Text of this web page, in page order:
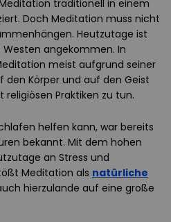
traditionell in einem
Doch Meditation muss nicht
Heutzutage ist
angekommen. In
meist aufgrund seiner
den Körper und auf den Geist
Praktiken zu tun.
helfen kann, war bereits
bekannt. Mit dem hohen
an Stress und
Meditation als natürliche
hierzulande auf eine große